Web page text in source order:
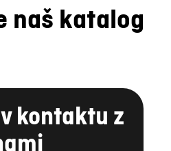
naš katalog
kontaktu z